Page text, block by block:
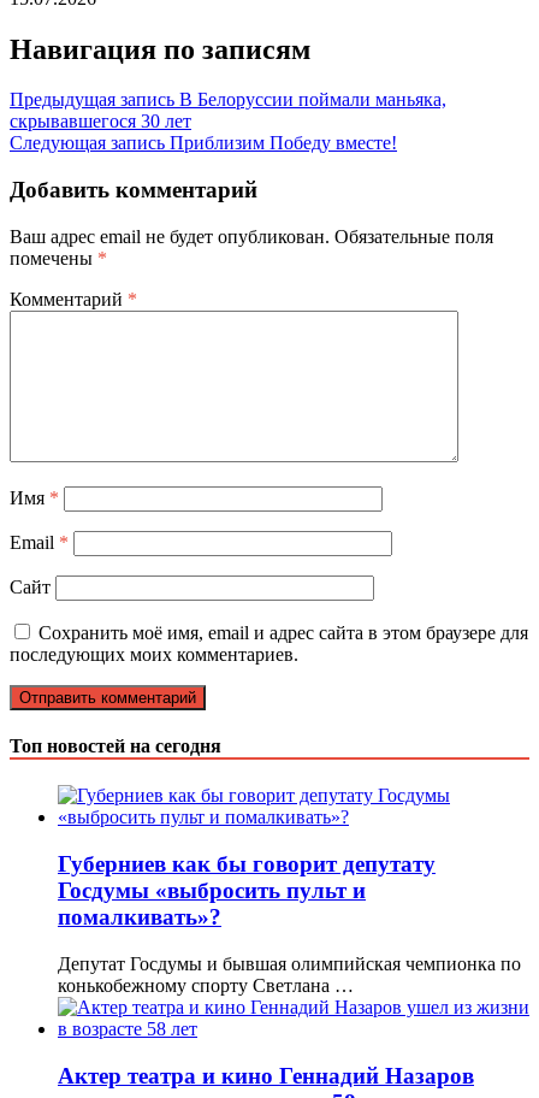
Навигация по записям
Предыдущая запись В Белоруссии поймали маньяка,
скрывавшегося 30 лет
Следующая запись Приблизим Победу вместе!
Добавить комментарий
Ваш адрес email не будет опубликован. Обязательные поля
помечены *
Комментарий *
Имя *
Email *
Сайт
Сохранить моё имя, email и адрес сайта в этом браузере для
последующих моих комментариев.
Топ новостей на сегодня
Губерниев как бы говорит депутату
Госдумы «выбросить пульт и
помалкивать»?
Депутат Госдумы и бывшая олимпийская чемпионка по
конькобежному спорту Светлана …
Актер театра и кино Геннадий Назаров